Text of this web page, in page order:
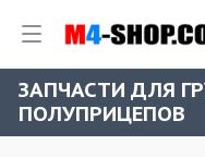
ЗАПЧАСТИ ДЛЯ
ПОЛУПРИЦЕПОВ